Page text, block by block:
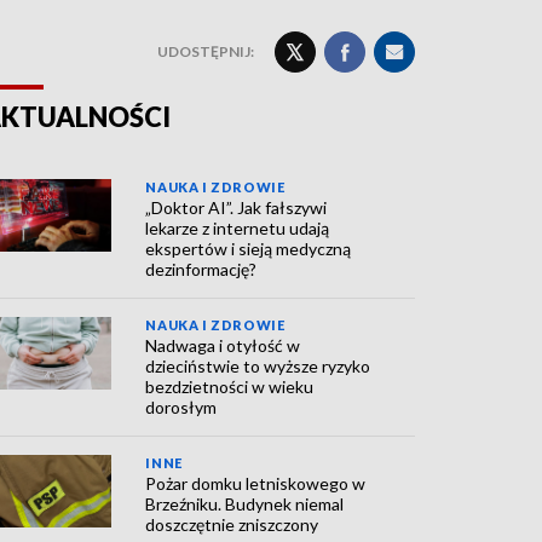
UDOSTĘPNIJ:
NAUKA I ZDROWIE
„Doktor AI”. Jak fałszywi
lekarze z internetu udają
ekspertów i sieją medyczną
dezinformację?
NAUKA I ZDROWIE
Nadwaga i otyłość w
dzieciństwie to wyższe ryzyko
bezdzietności w wieku
dorosłym
INNE
Pożar domku letniskowego w
Brzeźniku. Budynek niemal
doszczętnie zniszczony